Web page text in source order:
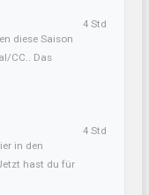
diese Saison
CC.. Das
4 Std
in den
hast du für
4 Std